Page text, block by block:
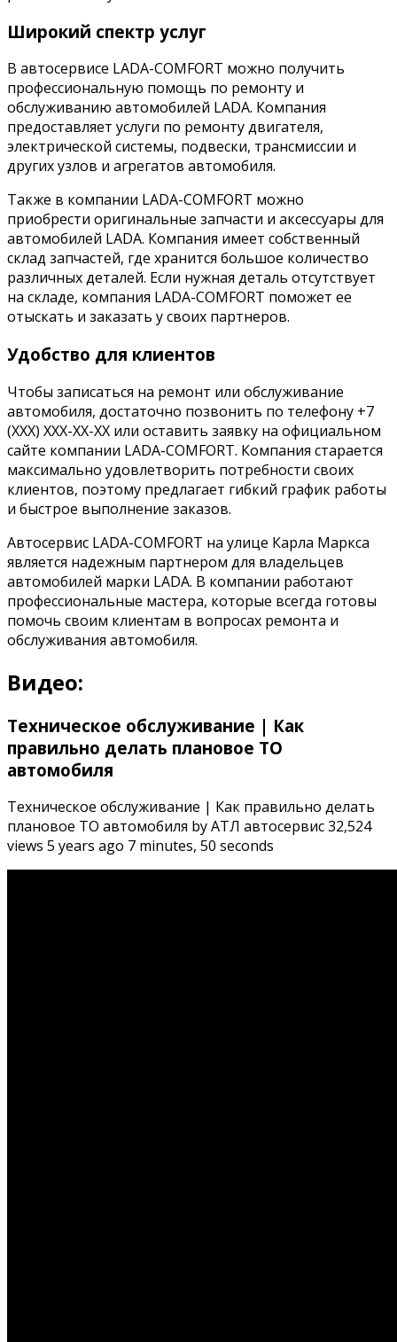
Широкий спектр услуг
В автосервисе LADA-COMFORT можно получить
профессиональную помощь по ремонту и
обслуживанию автомобилей LADA. Компания
предоставляет услуги по ремонту двигателя,
электрической системы, подвески, трансмиссии и
других узлов и агрегатов автомобиля.
Также в компании LADA-COMFORT можно
приобрести оригинальные запчасти и аксессуары для
автомобилей LADA. Компания имеет собственный
склад запчастей, где хранится большое количество
различных деталей. Если нужная деталь отсутствует
на складе, компания LADA-COMFORT поможет ее
отыскать и заказать у своих партнеров.
Удобство для клиентов
Чтобы записаться на ремонт или обслуживание
автомобиля, достаточно позвонить по телефону +7
(XXX) XXX-XX-XX или оставить заявку на официальном
сайте компании LADA-COMFORT. Компания старается
максимально удовлетворить потребности своих
клиентов, поэтому предлагает гибкий график работы
и быстрое выполнение заказов.
Автосервис LADA-COMFORT на улице Карла Маркса
является надежным партнером для владельцев
автомобилей марки LADA. В компании работают
профессиональные мастера, которые всегда готовы
помочь своим клиентам в вопросах ремонта и
обслуживания автомобиля.
Видео:
Техническое обслуживание | Как
правильно делать плановое ТО
автомобиля
Техническое обслуживание | Как правильно делать
плановое ТО автомобиля by АТЛ автосервис 32,524
views 5 years ago 7 minutes, 50 seconds